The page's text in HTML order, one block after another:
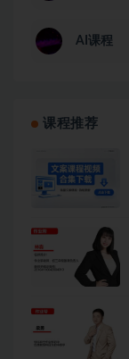
AI课程
课程推荐